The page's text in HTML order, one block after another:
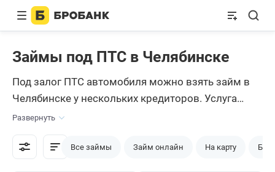
Займы под ПТС в Челябинске
Под залог ПТС автомобиля можно взять займ в
Челябинске у нескольких кредиторов. Услуга
пользуется особой популярностью у заемщиков, у
которых возникали нарушения в кредитной
истории или тех, кто не может подтвердить
Развернуть
Все займы Займ онлайн На карту Без